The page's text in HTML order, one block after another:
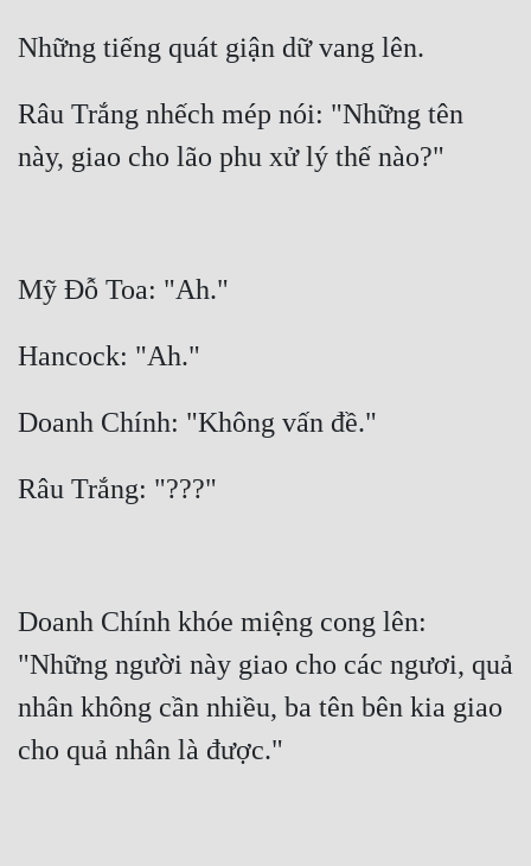
Râu Trắng nhếch mép nói: "Những tên
Doanh Chính khóe miệng cong lên:
"Những người này giao cho các ngươi, quả
nhân không cần nhiều, ba tên bên kia giao